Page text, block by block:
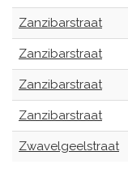
Zanzibarstraat
Zanzibarstraat
Zanzibarstraat
Zanzibarstraat
Zwavelgeelstraat